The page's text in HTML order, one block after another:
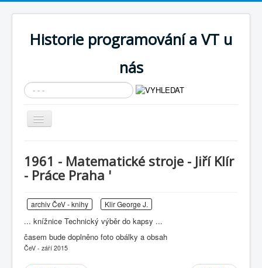
Historie programování a VT u
nás
Vyhledávání...
Přepnout
navigaci
Cíle expozice
Současnost SW a IT
KNIHOVNA
Historické počítače
1961 - Matematické stroje - Jiří Klír
- Práce Praha '
archiv ČeV - knihy Klir George J.
... knížnice Technický výběr do kapsy ...
časem bude doplněno foto obálky a obsah
ČeV - září 2015